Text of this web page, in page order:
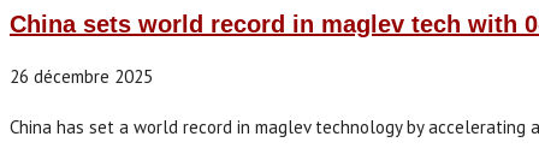
China sets world record in maglev tech with
26 décembre 2025
China has set a world record in maglev technology by